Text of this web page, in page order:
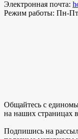
Электронная почта:
Режим работы: Пн-Пт
Общайтесь с
на наших страницах
Подпишись на